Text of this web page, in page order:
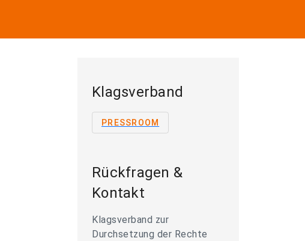
Klagsverband
PRESSROOM
Rückfragen &
Kontakt
Klagsverband zur
Durchsetzung der Rechte